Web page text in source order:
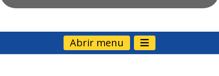
Abrir menu